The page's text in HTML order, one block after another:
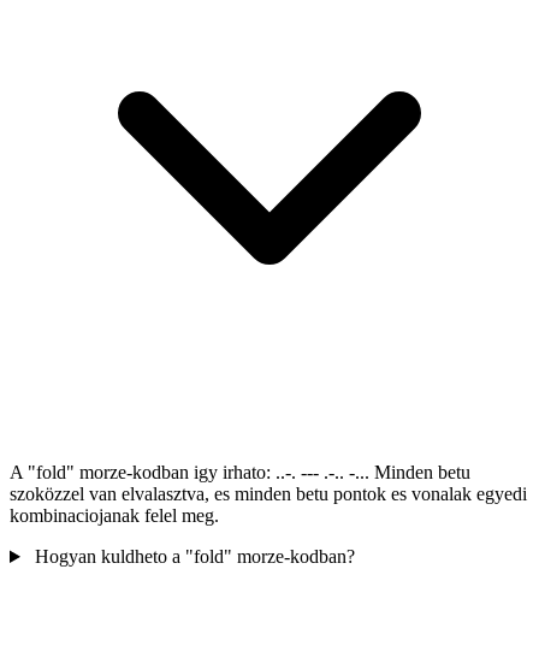
A "fold" morze-kodban igy irhato: ..-. --- .-.. -... Minden betu
szoközzel van elvalasztva, es minden betu pontok es vonalak egyedi
kombinaciojanak felel meg.
Hogyan kuldheto a "fold" morze-kodban?